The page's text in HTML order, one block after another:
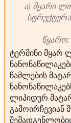
ა) მყარი
წყარო:
ტერმინი მყარ
წამლების
ლიპიდურ
გამოირჩევიან